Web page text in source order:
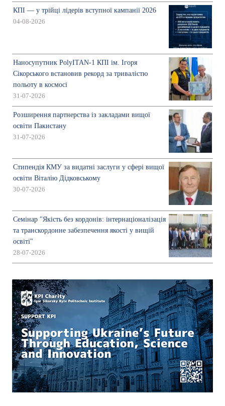
КПІ — у трійці лідерів вступної кампанії 2026
04-08-2026
Наносупутник PolyITAN-1 КПІ ім. Ігоря
Сікорського встановив рекорд за тривалістю
польоту в космосі
31-07-2026
Розширення партнерства із закладами вищої
освіти Пакистану
31-07-2026
Стипендія КМУ за видатні заслуги у сфері вищої
освіти Віталію Дідковському
30-07-2026
Семінар "Якість без кордонів: інтернаціоналізація
та транскордонне забезпечення якості у вищій
освіті"
28-07-2026